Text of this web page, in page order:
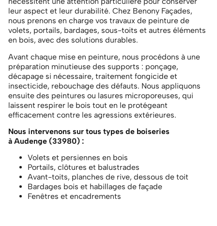
leur aspect et leur durabilité. Chez Benony Façades,
nous prenons en charge vos travaux de peinture de
volets, portails, bardages, sous-toits et autres éléments
en bois, avec des solutions durables.
Avant chaque mise en peinture, nous procédons à une
préparation minutieuse des supports : ponçage,
décapage si nécessaire, traitement fongicide et
insecticide, rebouchage des défauts. Nous appliquons
ensuite des peintures ou lasures microporeuses, qui
laissent respirer le bois tout en le protégeant
efficacement contre les agressions extérieures.
Nous intervenons sur tous types de boiseries
à Audenge (33980) :
Volets et persiennes en bois
Portails, clôtures et balustrades
Avant-toits, planches de rive, dessous de toit
Bardages bois et habillages de façade
Fenêtres et encadrements